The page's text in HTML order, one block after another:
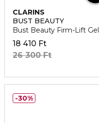
CLARINS
BUST BEAUTY
Bust Beauty Firm-Lift Gel
18 410 Ft
26 300 Ft
30%